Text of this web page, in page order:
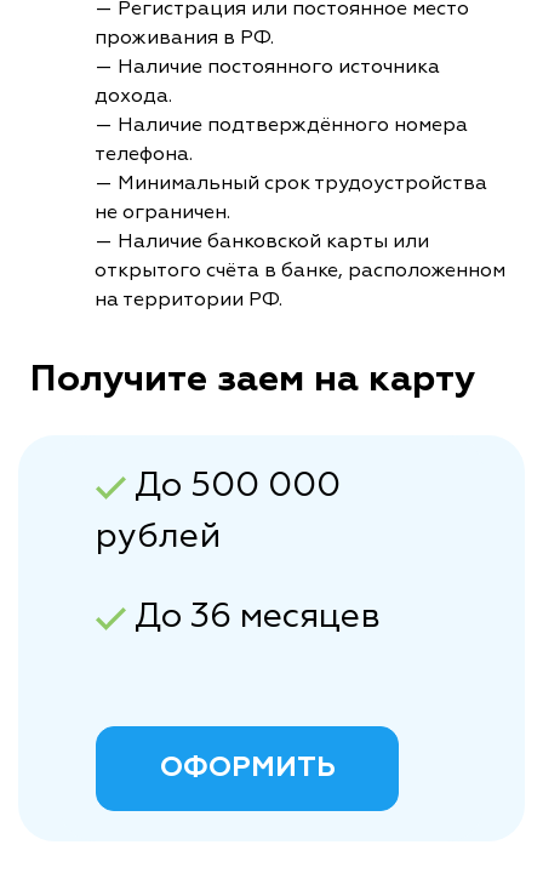
— Регистрация или постоянное место
проживания в РФ.
— Наличие постоянного источника
дохода.
— Наличие подтверждённого номера
телефона.
— Минимальный срок трудоустройства
не ограничен.
— Наличие банковской карты или
открытого счёта в банке, расположенном
на территории РФ.
Получите заем на карту
До 500 000
рублей
До 36 месяцев
ОФОРМИТЬ